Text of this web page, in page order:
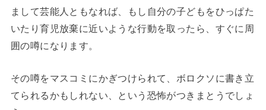
まして芸能人ともなれば、もし自分の子どもをひっぱた
いたり育児放棄に近いような行動を取ったら、すぐに周
囲の噂になります。
その噂をマスコミにかぎつけられて、ボロクソに書き立
てられるかもしれない、という恐怖がつきまとうでしょ